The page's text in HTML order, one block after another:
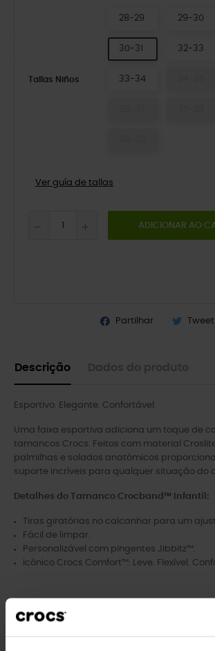
Tallas Niños
28-29 29-30
30-31 32-33
33-34
Ver guía de tallas
ADICIONAR AO
Partilhar Tweet
Descrição
Esportivo. Elegante. Confortável.
Uma faixa esportiva adiciona um toque de
tamancos Crocs. Feitos com material
palmilhas e solados anatômicos
suporte incríveis para qualquer situação do
Detalhes do Tamanco Crocband™ Infantil:
Tiras giratórias no calcanhar para um
Fácil de limpar.
Personalizável com pingentes Jibbitz™.
Icônico Crocs Comfort™: Leve. Flexível.